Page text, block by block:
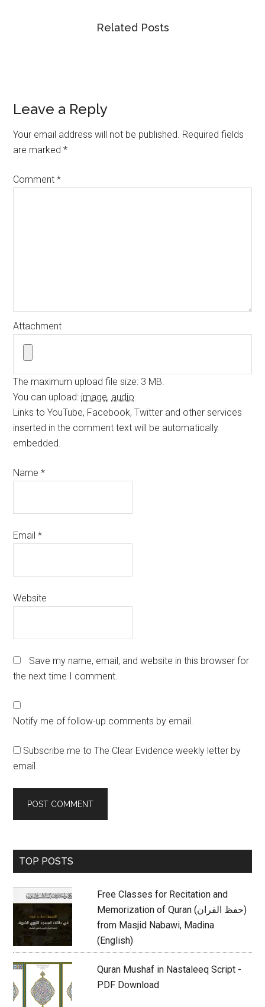
Related Posts
Reader
Interactions
Leave a Reply
Your email address will not be published. Required fields
are marked*
Comment*
Attachment
The maximum upload file size: 3 MB.
You can upload: image, audio
Links to YouTube, Facebook, Twitter and other services
inserted in the comment text will be automatically
embedded.
Name*
Email*
Website
Save my name, email, and website in this browser for
the next time I comment.
Notify me of follow-up comments by email.
Subscribe me to The Clear Evidence weekly letter by
email.
Primary
TOP POSTS
Free Classes for Recitation and
Memorization of Quran (حفظ القران)
from Masjid Nabawi, Madina
(English)
Quran Mushaf in Nastaleeq Script -
PDF Download